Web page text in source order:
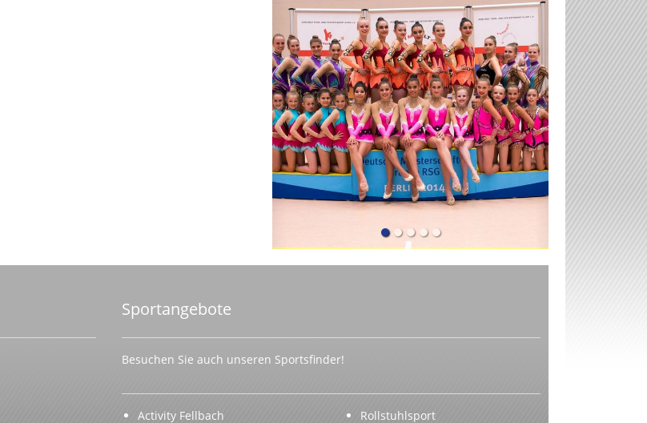
Previous Next
Sportangebote
Besuchen Sie auch unseren Sportsfinder!
Activity Fellbach
Rollstuhlsport